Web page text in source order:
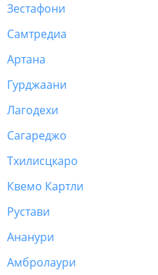
Зестафони
Самтредиа
Артана
Гурджаани
Лагодехи
Сагареджо
Тхилисцкаро
Квемо Картли
Рустави
Ананури
Амбролаури